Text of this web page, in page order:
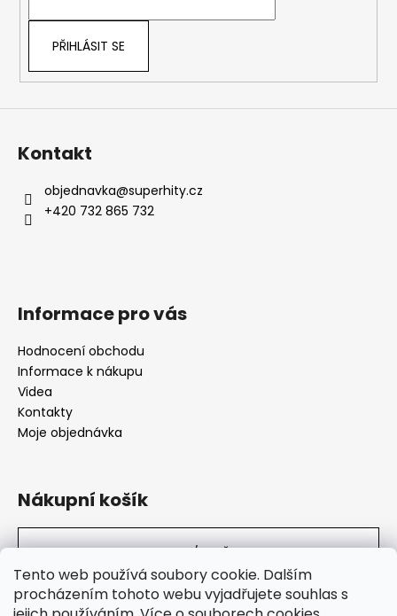
Tento web používá soubory cookie. Dalším
procházením tohoto webu vyjadřujete souhlas s
PŘIHLÁSIT SE
Kontakt
objednavka@superhity.cz
+420 732 865 732
Informace pro vás
Hodnocení obchodu
Informace k nákupu
Videa
Kontakty
Moje objednávka
Nákupní košík
0KS /0 KČ